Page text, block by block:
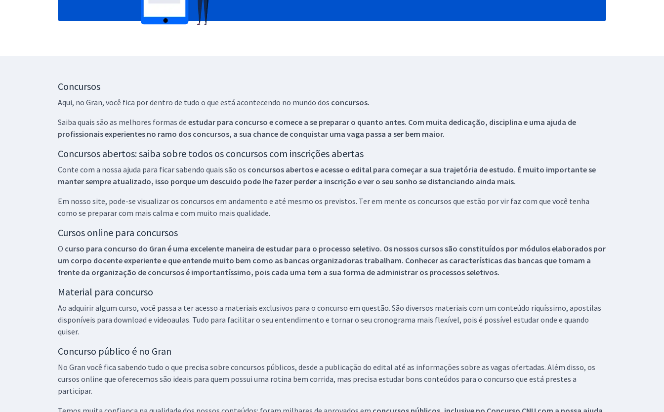
Concursos
Aqui, no Gran, você fica por dentro de tudo o que está acontecendo no mundo dos concursos.
Saiba quais são as melhores formas de estudar para concurso e comece a se preparar o quanto antes. Com muita dedicação, disciplina e uma ajuda de
profissionais experientes no ramo dos concursos, a sua chance de conquistar uma vaga passa a ser bem maior.
Concursos abertos: saiba sobre todos os concursos com inscrições abertas
Conte com a nossa ajuda para ficar sabendo quais são os concursos abertos e acesse o edital para começar a sua trajetória de estudo. É muito importante se
manter sempre atualizado, isso porque um descuido pode lhe fazer perder a inscrição e ver o seu sonho se distanciando ainda mais.
Em nosso site, pode-se visualizar os concursos em andamento e até mesmo os previstos. Ter em mente os concursos que estão por vir faz com que você tenha
como se preparar com mais calma e com muito mais qualidade.
Cursos online para concursos
O curso para concurso do Gran é uma excelente maneira de estudar para o processo seletivo. Os nossos cursos são constituídos por módulos elaborados por
um corpo docente experiente e que entende muito bem como as bancas organizadoras trabalham. Conhecer as características das bancas que tomam a
frente da organização de concursos é importantíssimo, pois cada uma tem a sua forma de administrar os processos seletivos.
Material para concurso
Ao adquirir algum curso, você passa a ter acesso a materiais exclusivos para o concurso em questão. São diversos materiais com um conteúdo riquíssimo, apostilas
disponíveis para download e videoaulas. Tudo para facilitar o seu entendimento e tornar o seu cronograma mais flexível, pois é possível estudar onde e quando
quiser.
Concurso público é no Gran
No Gran você fica sabendo tudo o que precisa sobre concursos públicos, desde a publicação do edital até as informações sobre as vagas ofertadas. Além disso, os
cursos online que oferecemos são ideais para quem possui uma rotina bem corrida, mas precisa estudar bons conteúdos para o concurso que está prestes a
participar.